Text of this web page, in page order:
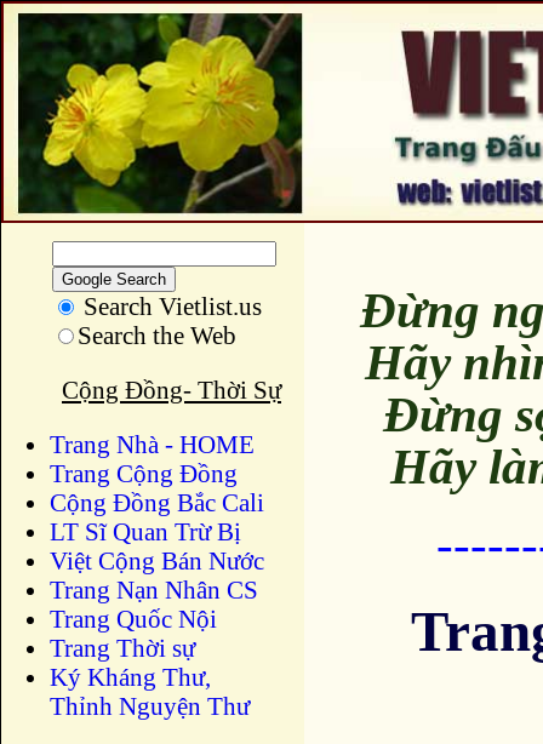
Search Vietlist.us
Search the Web
Cộng Đồng- Thời Sự
Trang Nhà - HOME
Trang Cộng Đồng
Cộng Đồng Bắc Cali
LT Sĩ Quan Trừ Bị
Việt Cộng Bán Nước
Trang Nạn Nhân CS
Trang Quốc Nội
Trang Thời sự
Ký Kháng Thư,
Thỉnh Nguyện Thư
Đừng
Hãy
Đừng
Hãy